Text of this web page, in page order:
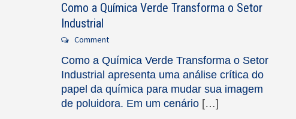
Como a Química Verde Transforma o Setor
Industrial
Comment
Como a Química Verde Transforma o Setor
Industrial apresenta uma análise crítica do
papel da química para mudar sua imagem
de poluidora. Em um cenário […]